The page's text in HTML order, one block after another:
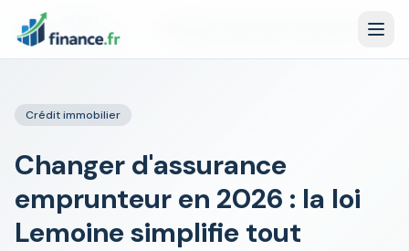
Accueil/
immobilier
Changer d'assurance emprunteur en 2026 : la loi Lemoine simplifie tout
Crédit immobilier
Changer d'assurance
emprunteur en 2026 : la loi
Lemoine simplifie tout